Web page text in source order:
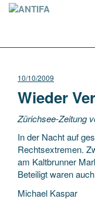
10/10/2009
Wieder
Zürichsee-Zeitung
In der Nacht auf
Rechtsextremen.
am Kaltbrunner
Beteiligt waren
Michael Kaspar